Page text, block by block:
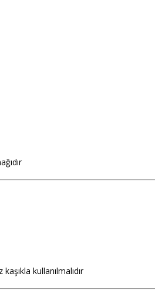
kullanılmalıdır